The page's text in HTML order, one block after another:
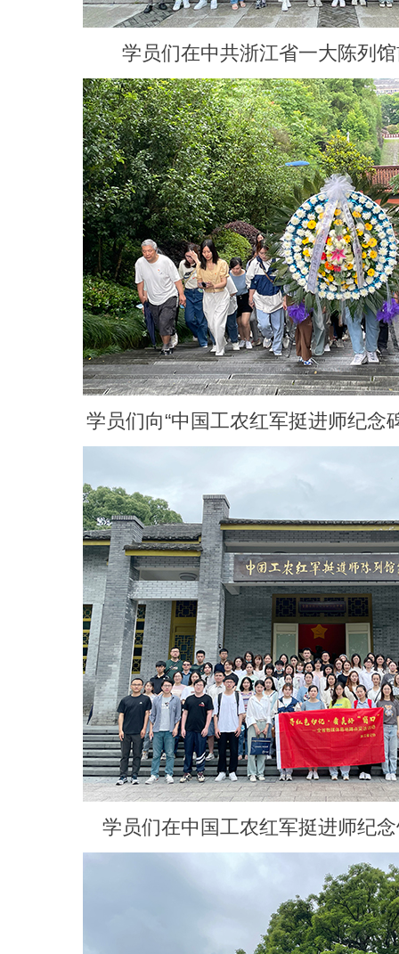
学员们在中共浙江省一大陈列
学员们向“中国工农红军挺进师纪念
学员们在中国工农红军挺进师纪